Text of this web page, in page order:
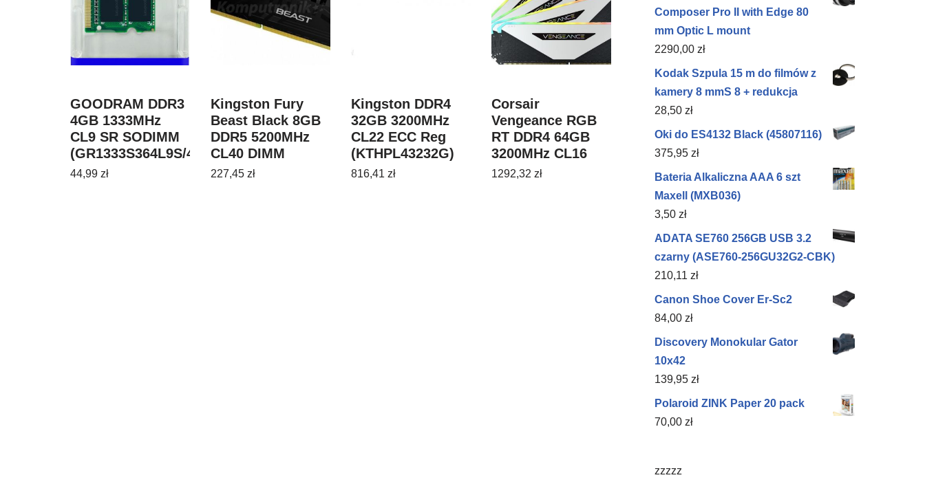
GOODRAM DDR3
4GB 1333MHz
CL9 SR SODIMM
(GR1333S364L9S/4G)
44,99 zł
Kingston Fury
Beast Black 8GB
DDR5 5200MHz
CL40 DIMM
(KF552C40BB8)
227,45 zł
Kingston DDR4
32GB 3200MHz
CL22 ECC Reg
(KTHPL43232G)
816,41 zł
Corsair
Vengeance RGB
RT DDR4 64GB
3200MHz CL16
(CMN64GX4M4Z3200C16W)
1292,32 zł
Composer Pro II with Edge 80
mm Optic L mount
2290,00 zł
Kodak Szpula 15 m do filmów z
kamery 8 mmS 8 + redukcja
28,50 zł
Oki do ES4132 Black (45807116)
375,95 zł
Bateria Alkaliczna AAA 6 szt
Maxell (MXB036)
3,50 zł
ADATA SE760 256GB USB 3.2
czarny (ASE760-256GU32G2-CBK)
210,11 zł
Canon Shoe Cover Er-Sc2
84,00 zł
Discovery Monokular Gator
10x42
139,95 zł
Polaroid ZINK Paper 20 pack
70,00 zł
zzzzz